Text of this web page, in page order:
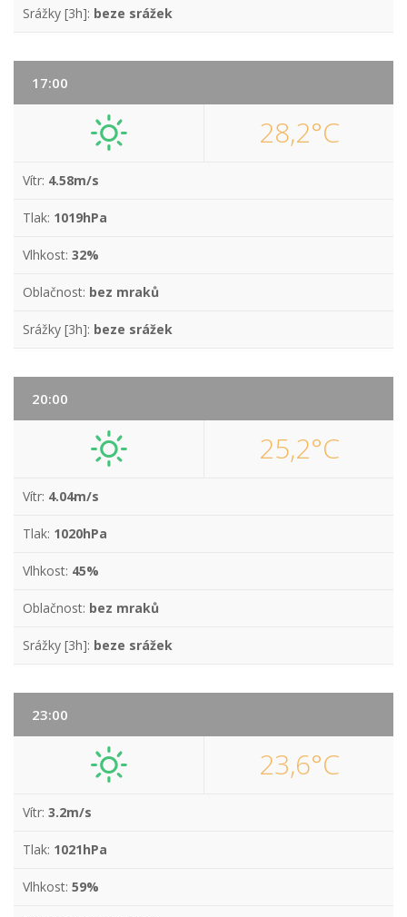
Srážky [3h]: beze srážek
17:00
28,2°C
Vítr: 4.58m/s
Tlak: 1019hPa
Vlhkost: 32%
Oblačnost: bez mraků
Srážky [3h]: beze srážek
20:00
25,2°C
Vítr: 4.04m/s
Tlak: 1020hPa
Vlhkost: 45%
Oblačnost: bez mraků
Srážky [3h]: beze srážek
23:00
23,6°C
Vítr: 3.2m/s
Tlak: 1021hPa
Vlhkost: 59%